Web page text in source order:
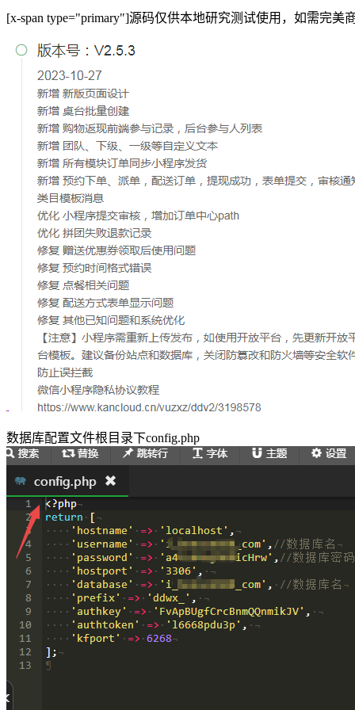
[x-span type="primary"]源码仅供本地研究测试使用，如需完
数据库配置文件根目录下config.php